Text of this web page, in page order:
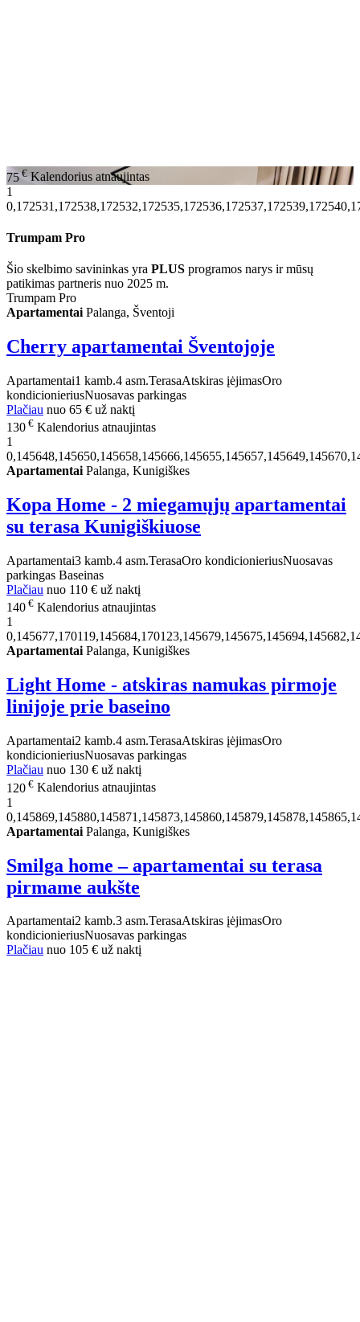
75€ Kalendorius atnaujintas
1
Trumpam Pro
Šio skelbimo savininkas yra PLUS programos narys ir mūsų
patikimas partneris nuo 2025 m.
Trumpam Pro
Apartamentai Palanga, Šventoji
Cherry apartamentai Šventojoje
Apartamentai1 kamb.4 asm.TerasaAtskiras įėjimasOro
kondicionieriusNuosavas parkingas
Plačiau nuo 65 € už naktį
130 € Kalendorius atnaujintas
1
Apartamentai Palanga, Kunigiškes
Kopa Home - 2 miegamųjų apartamentai
su terasa Kunigiškiuose
Apartamentai3 kamb.4 asm.TerasaOro kondicionieriusNuosavas
parkingas Baseinas
Plačiau nuo 110 € už naktį
140 € Kalendorius atnaujintas
1
ApartamentaiPalanga, Kunigiškes
Light Home - atskiras namukas pirmoje
linijoje prie baseino
Apartamentai2 kamb.4 asm.TerasaAtskiras įėjimasOro
kondicionieriusNuosavas parkingas
Plačiau nuo 130 € už naktį
120 € Kalendorius atnaujintas
1
Apartamentai Palanga, Kunigiškes
Smilga home – apartamentai su terasa
pirmame aukšte
Apartamentai2 kamb.3 asm.TerasaAtskiras įėjimasOro
kondicionieriusNuosavas parkingas
Plačiau nuo 105 € už naktį